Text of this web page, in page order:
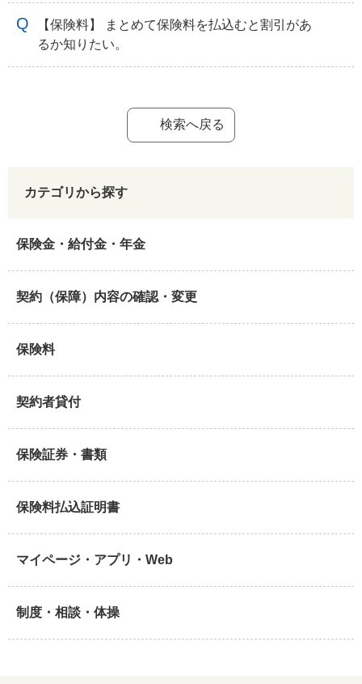
【保険料】 まとめて保険料を払込むと割引があ
るか知りたい。
検索へ戻る
カテゴリから探す
保険金・給付金・年金
契約（保障）内容の確認・変更
保険料
契約者貸付
保険証券・書類
保険料払込証明書
マイページ・アプリ・Web
制度・相談・体操